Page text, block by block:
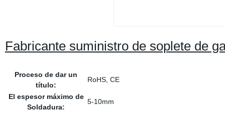
Fabricante suministro de soplete de
Proceso de dar un
título:
RoHS, CE
El espesor máximo de
Soldadura:
5-10mm